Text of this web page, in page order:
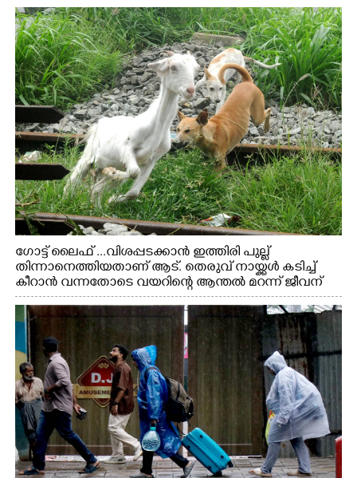
ഗോട്ട് ലൈഫ് ...വിശപ്പടക്കാൻ ഇത്തിരി പുല്ല്
തിന്നാനെത്തിയതാണ് ആട്. തെരുവ് നായ്ക്കൾ കടിച്ച്
കീറാൻ വന്നതോടെ വയറിന്റെ ആന്തൽ മറന്ന് ജീവന്
വേണ്ടിയായി ഓട്ടം. എറണാകുളം വാത്തുരുത്തിയിൽ
നിന്നുള്ള കാഴ്ച